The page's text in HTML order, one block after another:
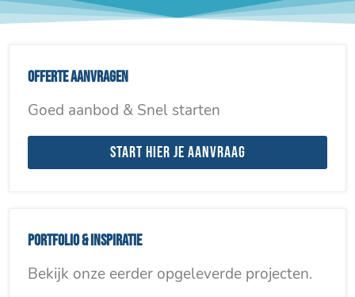
Offerte aanvragen
Goed aanbod & Snel starten
Start hier je aanvraag
Portfolio & inspiratie
Bekijk onze eerder opgeleverde projecten.